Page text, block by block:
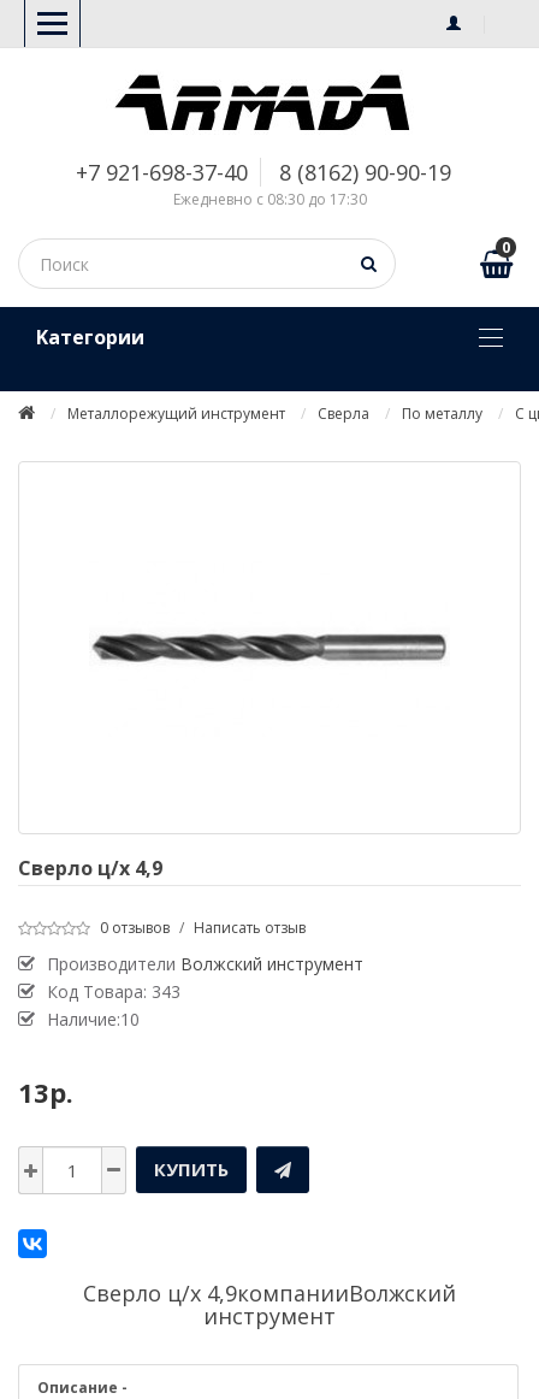
+7 921-698-37-40 8 (8162) 90-90-19
Ежедневно с 08:30 до 17:30
0
Kатегории
Металлорежущий инструмент Сверла По металлу С
Сверло ц/х 4,9
0 отзывов / Написать отзыв
Производители Волжский инструмент
Код Товара: 343
Наличие:10
13р.
КУПИТЬ
Сверло ц/х 4,9компанииВолжский
инструмент
Описание -